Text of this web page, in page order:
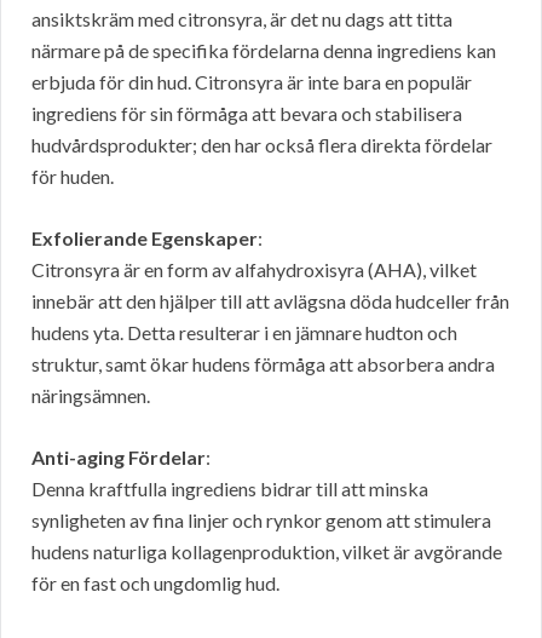
ansiktskräm med citronsyra, är det nu dags att titta
närmare på de specifika fördelarna denna ingrediens kan
erbjuda för din hud. Citronsyra är inte bara en populär
ingrediens för sin förmåga att bevara och stabilisera
hudvårdsprodukter; den har också flera direkta fördelar
för huden.
Exfolierande Egenskaper:
Citronsyra är en form av alfahydroxisyra (AHA), vilket
innebär att den hjälper till att avlägsna döda hudceller från
hudens yta. Detta resulterar i en jämnare hudton och
struktur, samt ökar hudens förmåga att absorbera andra
näringsämnen.
Anti-aging Fördelar:
Denna kraftfulla ingrediens bidrar till att minska
synligheten av fina linjer och rynkor genom att stimulera
hudens naturliga kollagenproduktion, vilket är avgörande
för en fast och ungdomlig hud.